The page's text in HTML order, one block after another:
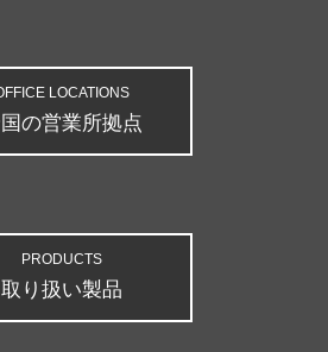
LOCATIONS
の営業所拠点
PRODUCTS
取り扱い製品